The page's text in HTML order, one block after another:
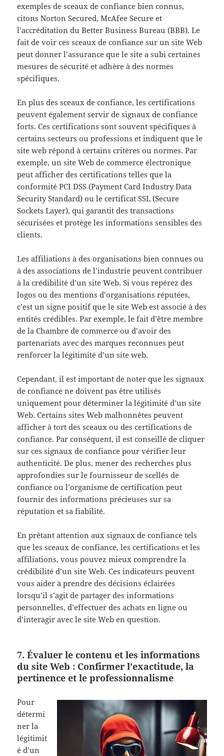
exemples de sceaux de confiance bien connus,
citons Norton Secured, McAfee Secure et
l’accréditation du Better Business Bureau (BBB). Le
fait de voir ces sceaux de confiance sur un site Web
peut donner l’assurance que le site a subi certaines
mesures de sécurité et adhère à des normes
spécifiques.
En plus des sceaux de confiance, les certifications
peuvent également servir de signaux de confiance
forts. Ces certifications sont souvent spécifiques à
certains secteurs ou professions et indiquent que le
site web répond à certains critères ou normes. Par
exemple, un site Web de commerce électronique
peut afficher des certifications telles que la
conformité PCI DSS (Payment Card Industry Data
Security Standard) ou le certificat SSL (Secure
Sockets Layer), qui garantit des transactions
sécurisées et protège les informations sensibles des
clients.
Les affiliations à des organisations bien connues ou
à des associations de l’industrie peuvent contribuer
à la crédibilité d’un site Web. Si vous repérez des
logos ou des mentions d’organisations réputées,
c’est un signe positif que le site Web est associé à des
entités crédibles. Par exemple, le fait d’être membre
de la Chambre de commerce ou d’avoir des
partenariats avec des marques reconnues peut
renforcer la légitimité d’un site web.
Cependant, il est important de noter que les signaux
de confiance ne doivent pas être utilisés
uniquement pour déterminer la légitimité d’un site
Web. Certains sites Web malhonnêtes peuvent
afficher à tort des sceaux ou des certifications de
confiance. Par conséquent, il est conseillé de cliquer
sur ces signaux de confiance pour vérifier leur
authenticité. De plus, mener des recherches plus
approfondies sur le fournisseur de scellés de
confiance ou l’organisme de certification peut
fournir des informations précieuses sur sa
réputation et sa fiabilité.
En prêtant attention aux signaux de confiance tels
que les sceaux de confiance, les certifications et les
affiliations, vous pouvez mieux comprendre la
crédibilité d’un site Web. Ces indicateurs peuvent
vous aider à prendre des décisions éclairées
lorsqu’il s’agit de partager des informations
personnelles, d’effectuer des achats en ligne ou
d’interagir avec le site Web en question.
7. Évaluer le contenu et les informations
du site Web : Confirmer l’exactitude, la
pertinence et le professionnalisme
Pour
détermi
ner la
légitimit
é d’un